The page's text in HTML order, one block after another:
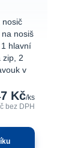
nosič
nosiš
hlavní
zip, 2
v
Kč/ks
bez DPH